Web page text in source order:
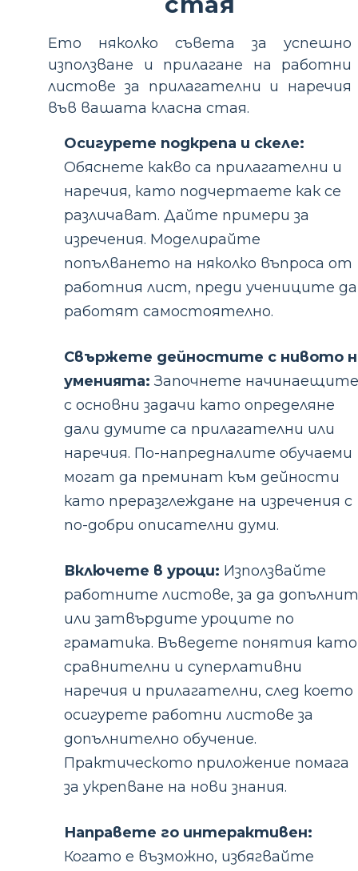
Ето няколко съвета за успешно
използване и прилагане на работни
листове за прилагателни и наречия
във вашата класна стая.
Осигурете подкрепа и скеле:
Обяснете какво са прилагателни и
наречия, като подчертаете как се
различават. Дайте примери за
изречения. Моделирайте
попълването на няколко въпроса от
работния лист, преди учениците да
работят самостоятелно.
Свържете дейностите с нивото
уменията: Започнете начинаещите
с основни задачи като определяне
дали думите са прилагателни или
наречия. По-напредналите обучаеми
могат да преминат към дейности
като преразглеждане на изречения с
по-добри описателни думи.
Включете в уроци: Използвайте
работните листове, за да
или затвърдите уроците по
граматика. Въведете понятия като
сравнителни и суперлативни
наречия и прилагателни, след което
осигурете работни листове за
допълнително обучение.
Практическото приложение помага
за укрепване на нови знания.
Направете го интерактивен:
Когато е възможно, избягвайте